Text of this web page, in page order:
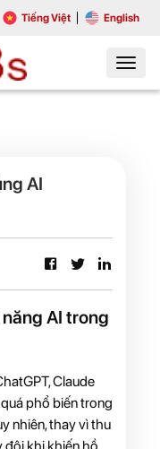
Tiếng Việt English
AI
AI trong
Claude
phổ biến trong
nhiên, thay vì thu